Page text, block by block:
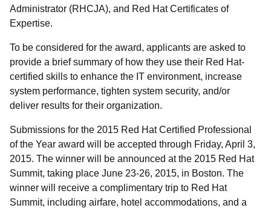
Administrator (RHCJA), and Red Hat Certificates of
Expertise.
To be considered for the award, applicants are asked to
provide a brief summary of how they use their Red Hat-
certified skills to enhance the IT environment, increase
system performance, tighten system security, and/or
deliver results for their organization.
Submissions for the 2015 Red Hat Certified Professional
of the Year award will be accepted through Friday, April 3,
2015. The winner will be announced at the 2015 Red Hat
Summit, taking place June 23-26, 2015, in Boston. The
winner will receive a complimentary trip to Red Hat
Summit, including airfare, hotel accommodations, and a